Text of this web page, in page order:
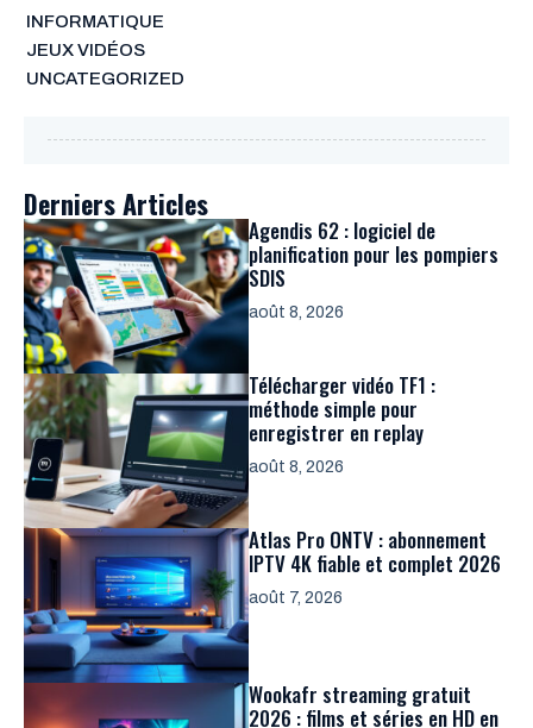
INFORMATIQUE
JEUX VIDÉOS
UNCATEGORIZED
Derniers Articles
Agendis 62 : logiciel de
planification pour les pompiers
SDIS
août 8, 2026
Télécharger vidéo TF1 :
méthode simple pour
enregistrer en replay
août 8, 2026
Atlas Pro ONTV : abonnement
IPTV 4K fiable et complet 2026
août 7, 2026
Wookafr streaming gratuit
2026 : films et séries en HD en